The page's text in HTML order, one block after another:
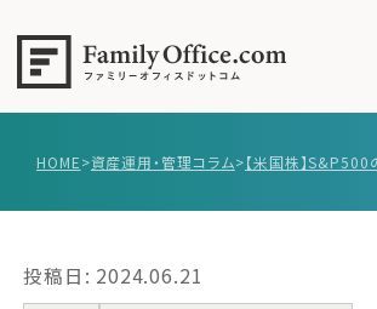
事例紹介
HOME>資産運用・管理コラム>
投稿日: 2024.06.21